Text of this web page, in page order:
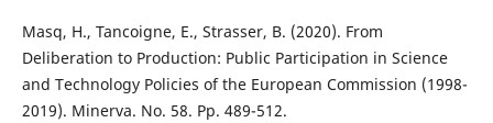
Masq, H., Tancoigne, E., Strasser, B. (2020). From
Deliberation to Production: Public Participation in Science
and Technology Policies of the European Commission (1998-
2019). Minerva. No. 58. Pp. 489-512.